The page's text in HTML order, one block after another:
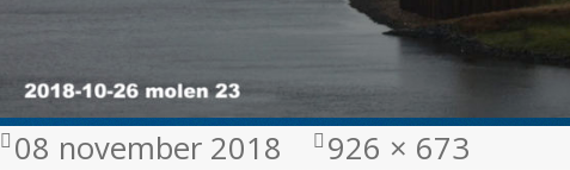
Geplaatst
08 november 2018
Volledige
926 × 673